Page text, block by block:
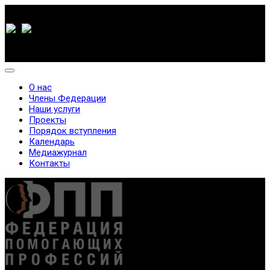
О нас
Члены Федерации
Наши услуги
Проекты
Порядок вступления
Календарь
Медиажурнал
Контакты